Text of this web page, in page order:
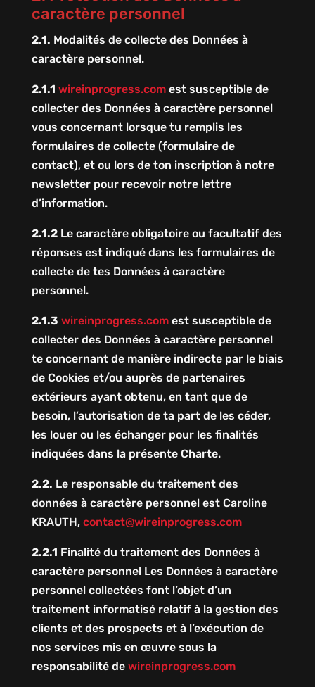
caractère personnel
2.1. Modalités de collecte des Données à
caractère personnel.
2.1.1 wireinprogress.comest susceptible de
collecter des Données à caractère personnel
vous concernant lorsque tu remplis les
formulaires de collecte (formulaire de
contact), et ou lors de ton inscription à notre
newsletter pour recevoir notre lettre
d’information.
2.1.2Le caractère obligatoire ou facultatif des
réponses est indiqué dans les formulaires de
collecte de tes Données à caractère
personnel.
2.1.3 wireinprogress.comest susceptible de
collecter des Données à caractère personnel
te concernant de manière indirecte par le biais
de Cookies et/ou auprès de partenaires
extérieurs ayant obtenu, en tant que de
besoin, l’autorisation de ta part de les céder,
les louer ou les échanger pour les finalités
indiquées dans la présente Charte.
2.2. Le responsable du traitement des
données à caractère personnel est Caroline
KRAUTH, contact@wireinprogress.com
2.2.1 Finalité du traitement des Données à
caractère personnel Les Données à caractère
personnel collectées font l’objet d’un
traitement informatisé relatif à la gestion des
clients et des prospects et à l’exécution de
nos services mis en œuvre sous la
responsabilité de wireinprogress.com